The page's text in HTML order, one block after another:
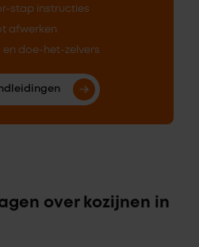
stap instructies
afwerken
doe-het-zelvers
over kozijnen in